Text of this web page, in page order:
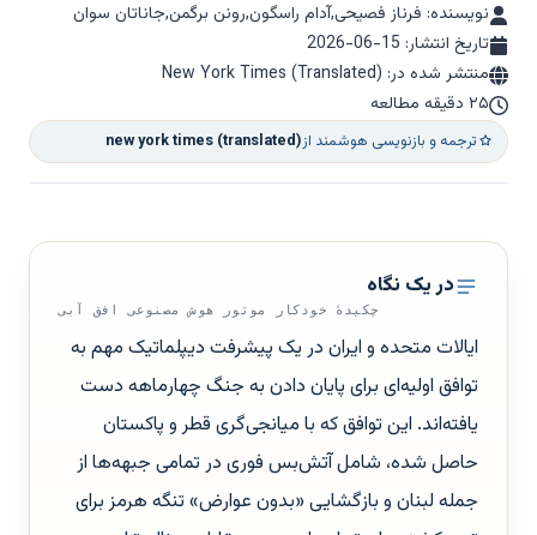
نویسنده: فرناز فصیحی,آدام راسگون,رونن برگمن,جاناتان سوان
تاریخ انتشار: 2026-06-15
منتشر شده در: New York Times (Translated)
۲۵ دقیقه مطالعه
ترجمه و بازنویسی هوشمند ازnew york times (translated)
در یک نگاه
چکیدهٔ خودکار موتور هوش مصنوعی افق آبی
ایالات متحده و ایران در یک پیشرفت دیپلماتیک مهم به
توافق اولیه‌ای برای پایان دادن به جنگ چهارماهه دست
یافته‌اند. این توافق که با میانجی‌گری قطر و پاکستان
حاصل شده، شامل آتش‌بس فوری در تمامی جبهه‌ها از
جمله لبنان و بازگشایی «بدون عوارض» تنگه هرمز برای